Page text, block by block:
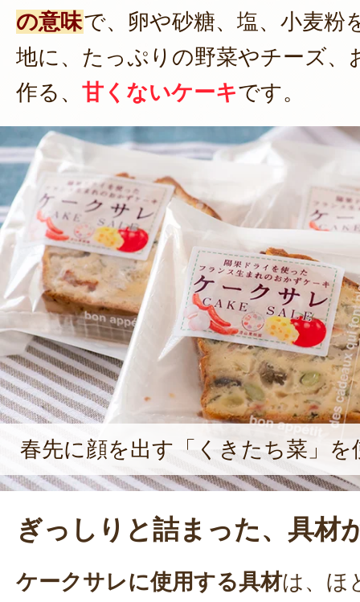
の意味で、卵や砂糖、塩、小麦粉
地に、たっぷりの野菜やチーズ、
作る、 甘くないケーキです。
春先に顔を出す「くきたち菜」を
ぎっしりと詰まった、具材
ケークサレに使用する具材は、ほ